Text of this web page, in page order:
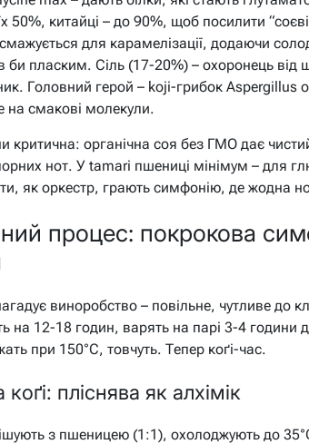
50%, китайці – до 90%, щоб посилити
для карамелізації, додаючи
би пласким. Сіль (17-20%) – охоронець від
Головний герой – koji-грибок Aspergillus
на смакові молекули.
критична: органічна соя без ГМО дає
нот. У tamari пшениці мінімум – для
як оркестр, грають симфонію, де жодна
процес: покрокова
виноробство – повільне, чутливе до
на 12-18 годин, варять на парі 3-4 години
при 150°C, товчуть. Тепер коґі-час.
коґі: пліснява як алхімік
з пшеницею (1:1), охолоджують до